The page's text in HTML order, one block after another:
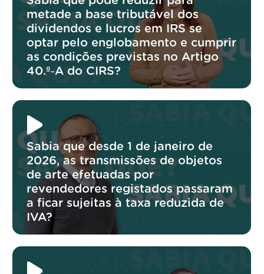
metade a base tributável dos
dividendos e lucros em IRS se
optar pelo englobamento e cumprir
as condições previstas no Artigo
40.º‑A do CIRS?
Sabia que desde 1 de janeiro de
2026, as transmissões de objetos
de arte efetuadas por
revendedores registados passaram
a ficar sujeitas à taxa reduzida de
IVA?